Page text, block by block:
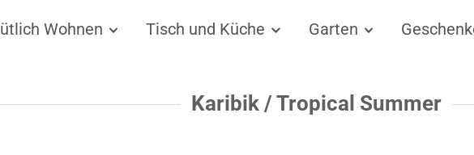
Wohnen Tisch und Küche Garten
Karibik / Tropical Summer